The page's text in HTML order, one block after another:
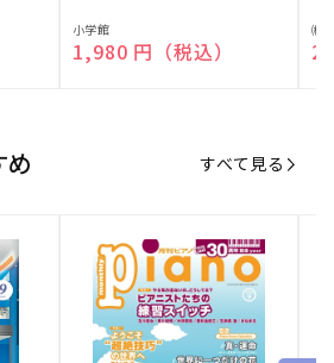
販
売
小学館
通常価格
1,980 円（税込）
販
売
㈱
すべて見る